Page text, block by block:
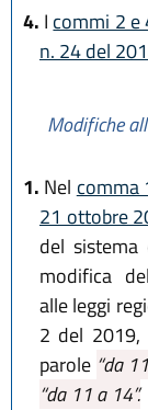
4. I commi 2 e
n. 24 del
Modifiche
1. Nel comma
21 ottobre
del
modifica
alle leggi
2 del
parole “da
“da 11 a 14”.